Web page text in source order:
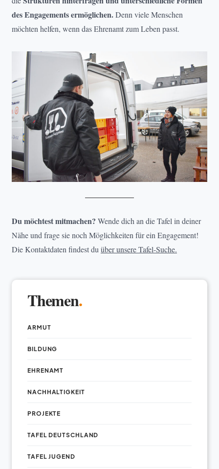
des Engagements ermöglichen.Denn viele Menschen
möchten helfen, wenn das Ehrenamt zum Leben passt.
Du möchtest mitmachen? Wende dich an die Tafel in deiner
Nähe und frage sie noch Möglichkeiten für ein Engagement!
Die Kontaktdaten findest du über unsere Tafel-Suche.
Themen.
ARMUT
BILDUNG
EHRENAMT
NACHHALTIGKEIT
PROJEKTE
TAFEL DEUTSCHLAND
TAFEL JUGEND